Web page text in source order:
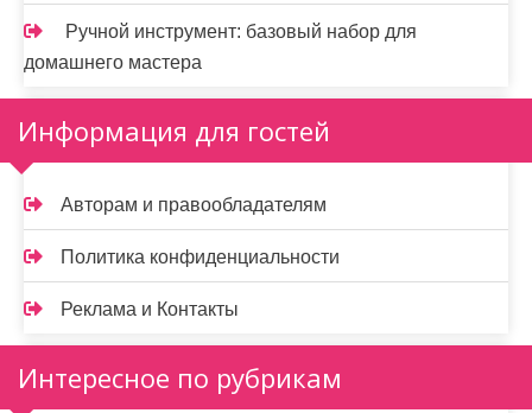
Ручной инструмент: базовый набор для
домашнего мастера
Информация для гостей
Авторам и правообладателям
Политика конфиденциальности
Реклама и Контакты
Интересное по рубрикам